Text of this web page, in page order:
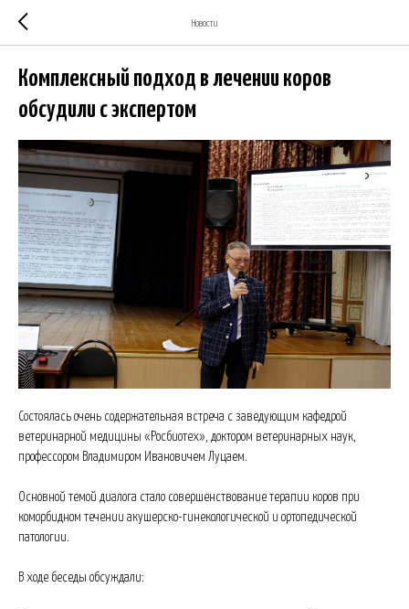
Новости
Комплексный подход в лечении коров
обсудили с экспертом
Состоялась очень содержательная встреча с заведующим кафедрой
ветеринарной медицины «Росбиотех», доктором ветеринарных наук,
профессором Владимиром Ивановичем Луцаем.
Основной темой диалога стало совершенствование терапии коров при
коморбидном течении акушерско-гинекологической и ортопедической
патологии.
В ходе беседы обсуждали: